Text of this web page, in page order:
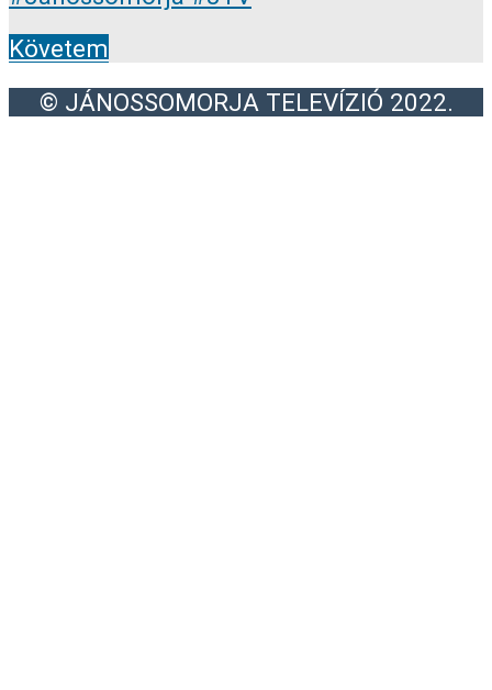
Követem
© JÁNOSSOMORJA TELEVÍZIÓ 2022.